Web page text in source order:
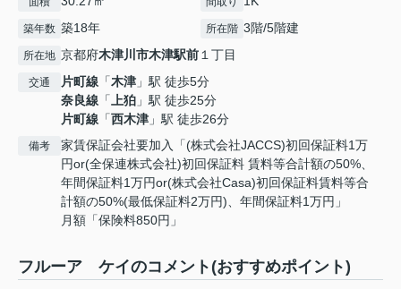
築年数 築18年 所在階 3階/5階建
所在地 京都府木津川市木津駅前 １丁目
交通 片町線 「木津 」駅 徒歩5分
奈良線 「 上狛 」駅 徒歩25分
片町線 「西木津 」駅 徒歩26分
備考
家賃保証会社要加入「(株式会社JACCS)初回保証料1万
円or(全保連株式会社)初回保証料 賃料等合計額の50%、
年間保証料1万円or(株式会社Casa)初回保証料賃料等合
計額の50%(最低保証料2万円)、年間保証料1万円」
月額「保険料850円」
フルーア ケイのコメント(おすすめポイント)